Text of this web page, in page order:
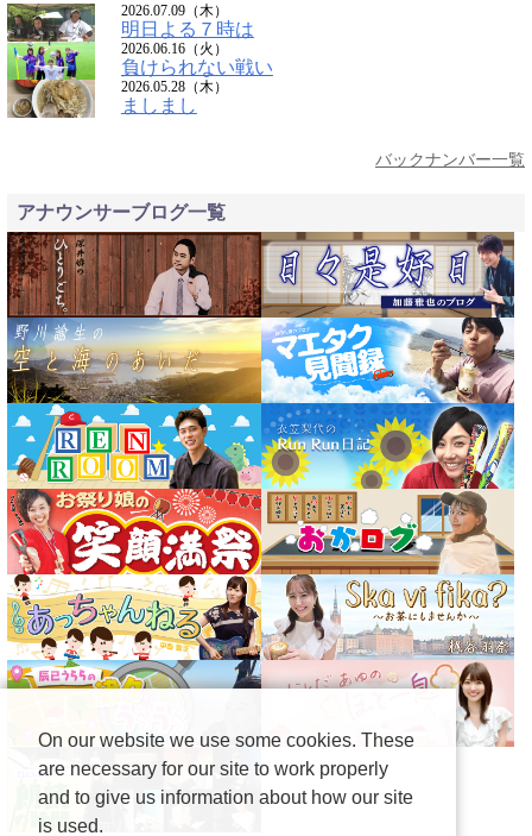
2026.07.09（木）
明日よる７時は
2026.06.16（火）
負けられない戦い
2026.05.28（木）
ましまし
バックナンバー一覧
アナウンサーブログ一覧
On our website we use some cookies. These
are necessary for our site to work properly
and to give us information about how our site
is used.